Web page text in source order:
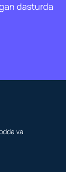
dasturda
va